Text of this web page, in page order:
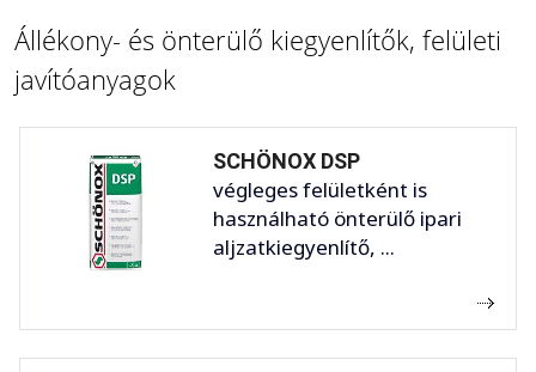
Állékony- és önterülő kiegyenlítők, felületi
javítóanyagok
SCHÖNOX DSP
végleges felületként is
használható önterülő ipari
aljzatkiegyenlítő, ...